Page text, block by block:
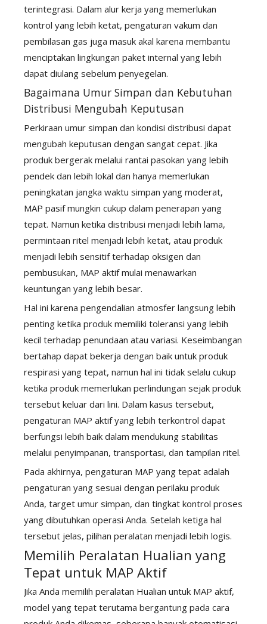
terintegrasi. Dalam alur kerja yang memerlukan
kontrol yang lebih ketat, pengaturan vakum dan
pembilasan gas juga masuk akal karena membantu
menciptakan lingkungan paket internal yang lebih
dapat diulang sebelum penyegelan.
Bagaimana Umur Simpan dan Kebutuhan
Distribusi Mengubah Keputusan
Perkiraan umur simpan dan kondisi distribusi dapat
mengubah keputusan dengan sangat cepat. Jika
produk bergerak melalui rantai pasokan yang lebih
pendek dan lebih lokal dan hanya memerlukan
peningkatan jangka waktu simpan yang moderat,
MAP pasif mungkin cukup dalam penerapan yang
tepat. Namun ketika distribusi menjadi lebih lama,
permintaan ritel menjadi lebih ketat, atau produk
menjadi lebih sensitif terhadap oksigen dan
pembusukan, MAP aktif mulai menawarkan
keuntungan yang lebih besar.
Hal ini karena pengendalian atmosfer langsung lebih
penting ketika produk memiliki toleransi yang lebih
kecil terhadap penundaan atau variasi. Keseimbangan
bertahap dapat bekerja dengan baik untuk produk
respirasi yang tepat, namun hal ini tidak selalu cukup
ketika produk memerlukan perlindungan sejak produk
tersebut keluar dari lini. Dalam kasus tersebut,
pengaturan MAP aktif yang lebih terkontrol dapat
berfungsi lebih baik dalam mendukung stabilitas
melalui penyimpanan, transportasi, dan tampilan ritel.
Pada akhirnya, pengaturan MAP yang tepat adalah
pengaturan yang sesuai dengan perilaku produk
Anda, target umur simpan, dan tingkat kontrol proses
yang dibutuhkan operasi Anda. Setelah ketiga hal
tersebut jelas, pilihan peralatan menjadi lebih logis.
Memilih Peralatan Hualian yang
Tepat untuk MAP Aktif
Jika Anda memilih peralatan Hualian untuk MAP aktif,
model yang tepat terutama bergantung pada cara